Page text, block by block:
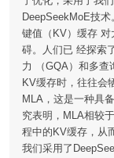
DeepSeekMoE技
键值（KV）缓存
碍。人们已 经探索
力 （GQA）和多查
KV缓存时，往往会
MLA，这是一种具
究表明，MLA相较
程中的KV缓存，从
我们采用了